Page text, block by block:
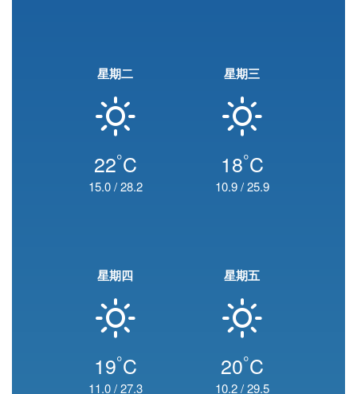
星期二
22°C
15.0/28.2
星期三
18°C
10.9/25.9
星期四
19°C
11.0/27.3
星期五
20°C
10.2/29.5